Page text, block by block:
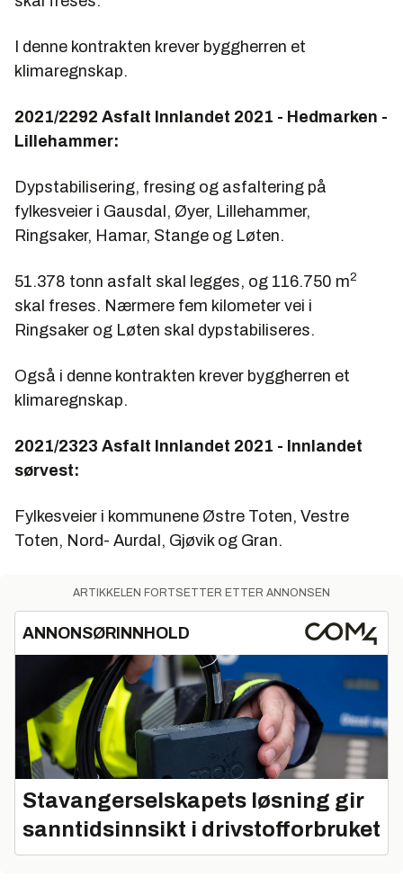
I denne kontrakten krever byggherren et
klimaregnskap.
2021/2292 Asfalt Innlandet 2021 - Hedmarken -
Lillehammer:
Dypstabilisering, fresing og asfaltering på
fylkesveier i Gausdal, Øyer, Lillehammer,
Ringsaker, Hamar, Stange og Løten.
51.378 tonn asfalt skal legges, og 116.750 m2
skal freses. Nærmere fem kilometer vei i
Ringsaker og Løten skal dypstabiliseres.
Også i denne kontrakten krever byggherren et
klimaregnskap.
2021/2323 Asfalt Innlandet 2021 - Innlandet
sørvest:
Fylkesveier i kommunene Østre Toten, Vestre
Toten, Nord- Aurdal, Gjøvik og Gran.
ARTIKKELEN FORTSETTER ETTER ANNONSEN
ANNONSØRINNHOLD
Stavangerselskapets løsning gir
sanntidsinnsikt i drivstofforbruket